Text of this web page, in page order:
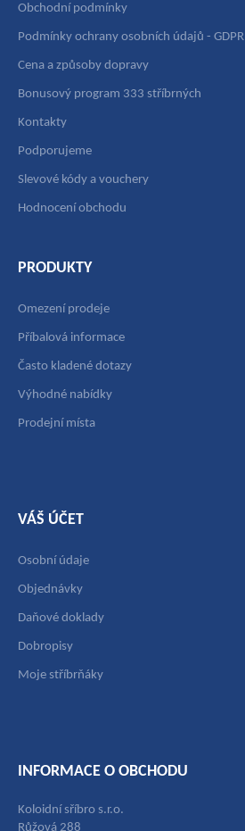
Obchodní podmínky
Podmínky ochrany osobních údajů - GDPR
Cena a způsoby dopravy
Bonusový program 333 stříbrných
Kontakty
Podporujeme
Slevové kódy a vouchery
Hodnocení obchodu
PRODUKTY
Omezení prodeje
Příbalová informace
Často kladené dotazy
Výhodné nabídky
Prodejní místa
VÁŠ ÚČET
Osobní údaje
Objednávky
Daňové doklady
Dobropisy
Moje stříbrňáky
INFORMACE O OBCHODU
Koloidní sříbro s.r.o.
Růžová 288